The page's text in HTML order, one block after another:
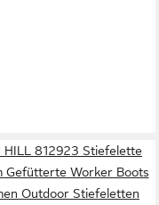
HILL 812923 Stiefelette
Gefütterte Worker Boots
Outdoor Stiefeletten